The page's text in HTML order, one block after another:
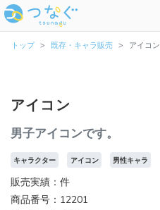
トップ 既存・キャラ販売 アイコン
アイコン
男子アイコンです。
キャラクター アイコン 男性キャラ
販売実績：件
商品番号：12201